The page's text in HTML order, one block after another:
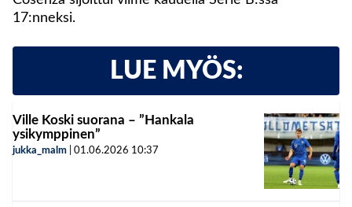
17:nneksi.
LUE MYÖS:
Ville Koski suorana – ”Hankala
ysikymppinen”
jukka_malm 01.06.2026 10:37